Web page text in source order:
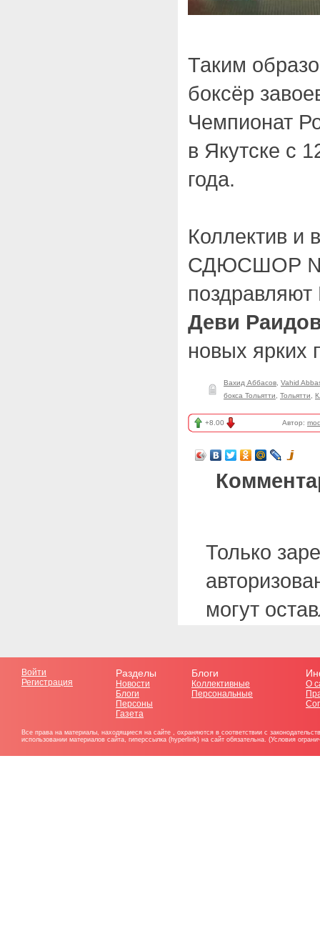
Таким
боксёр
Чемпионат
в Якутске с
года.
Коллектив и
СДЮСШОР
поздравляют
Деви
новых ярких
Вахид Аббасов Vahid
бокса Тольятти
Тольятти
+8.00 Автор:
Только
могут
Войти
Регистрация
Разделы
Новости
Блоги
Персоны
Газета
Блоги
Коллективные
Персональные
О
Все права на материалы, находящиеся на сайте , охраняются в соответствии с
использовании материалов сайта, гиперссылка (hyperlink) на сайт обязательна. (Условия